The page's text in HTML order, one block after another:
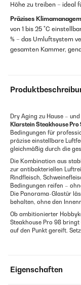
Höhe zu treiben – ideal
Präzises
von 1 bis 25 °C
% – das Umluftsystem
gesamten Kammer,
Dry Aging zu Hause –
Klarstein Steakhouse Pro
Bedingungen für
präzise einstellbare
gleichmäßig durch die
Die Kombination aus
zur antibakteriellen
Rindfleisch,
Bedingungen reifen –
Die Panorama-Glastür
behalten, ohne den
Ob ambitionierter
Steakhouse Pro 98
auf den Punkt gereift.
Eigenschaften